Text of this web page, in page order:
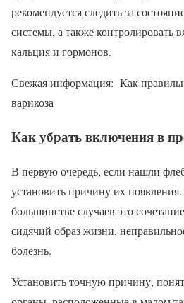
рекомендуется следить за
системы, а также контролировать
кальция и гормонов.
Свежая информация: Как
варикоза
Как убрать включения в
В первую очередь, если нашли
установить причину их
большинстве случаев это
сидячий образ жизни,
болезнь.
Установить точную причину,